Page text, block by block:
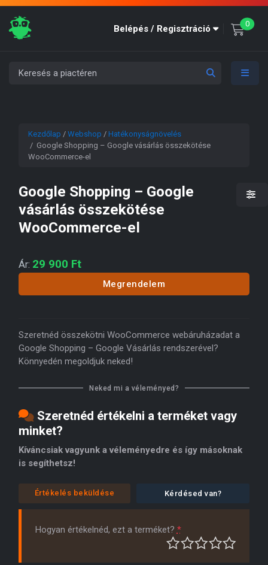
Belépés / Regisztráció 0
Kezdőlap / Webshop / Hatékonyságnövelés
/ Google Shopping – Google vásárlás összekötése
WooCommerce-el
Google Shopping – Google
vásárlás összekötése
WooCommerce-el
Ár: 29 900 Ft
Megrendelem
Szeretnéd összekötni WooCommerce webáruházadat a
Google Shopping – Google Vásárlás rendszerével?
Könnyedén megoldjuk neked!
Neked mi a véleményed?
Szeretnéd értékelni a terméket vagy
minket?
Kíváncsiak vagyunk a véleményedre és így másoknak
is segíthetsz!
Értékelés beküldése Kérdésed van?
Hogyan értékelnéd, ezt a terméket? *